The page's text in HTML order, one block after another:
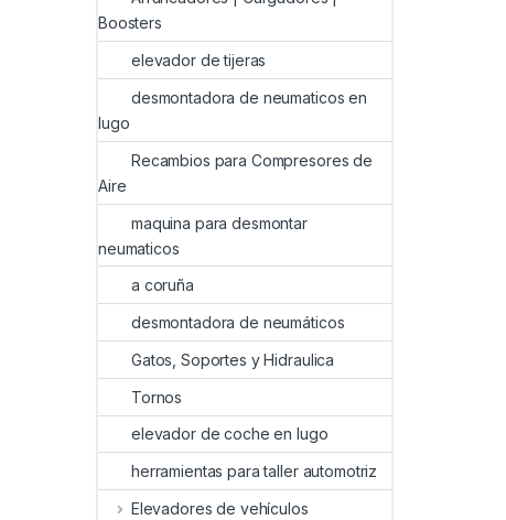
Boosters
elevador de tijeras
desmontadora de neumaticos en
lugo
Recambios para Compresores de
Aire
maquina para desmontar
neumaticos
a coruña
desmontadora de neumáticos
Gatos, Soportes y Hidraulica
Tornos
elevador de coche en lugo
herramientas para taller automotriz
Elevadores de vehículos